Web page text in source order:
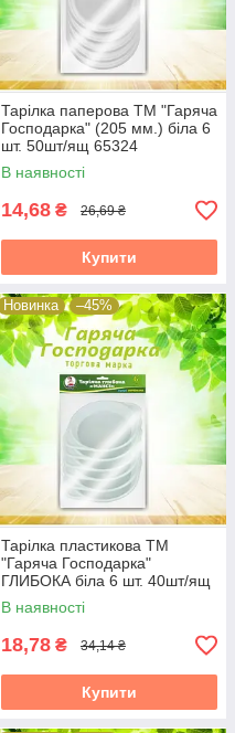
Тарілка паперова ТМ "Гаряча
Господарка" (205 мм.) біла 6
шт. 50шт/ящ 65324
В наявності
14,68 ₴ 26,69 ₴
Купити
Новинка –45%
Тарілка пластикова ТМ
"Гаряча Господарка"
ГЛИБОКА біла 6 шт. 40шт/ящ
65324
В наявності
18,78 ₴ 34,14 ₴
Купити